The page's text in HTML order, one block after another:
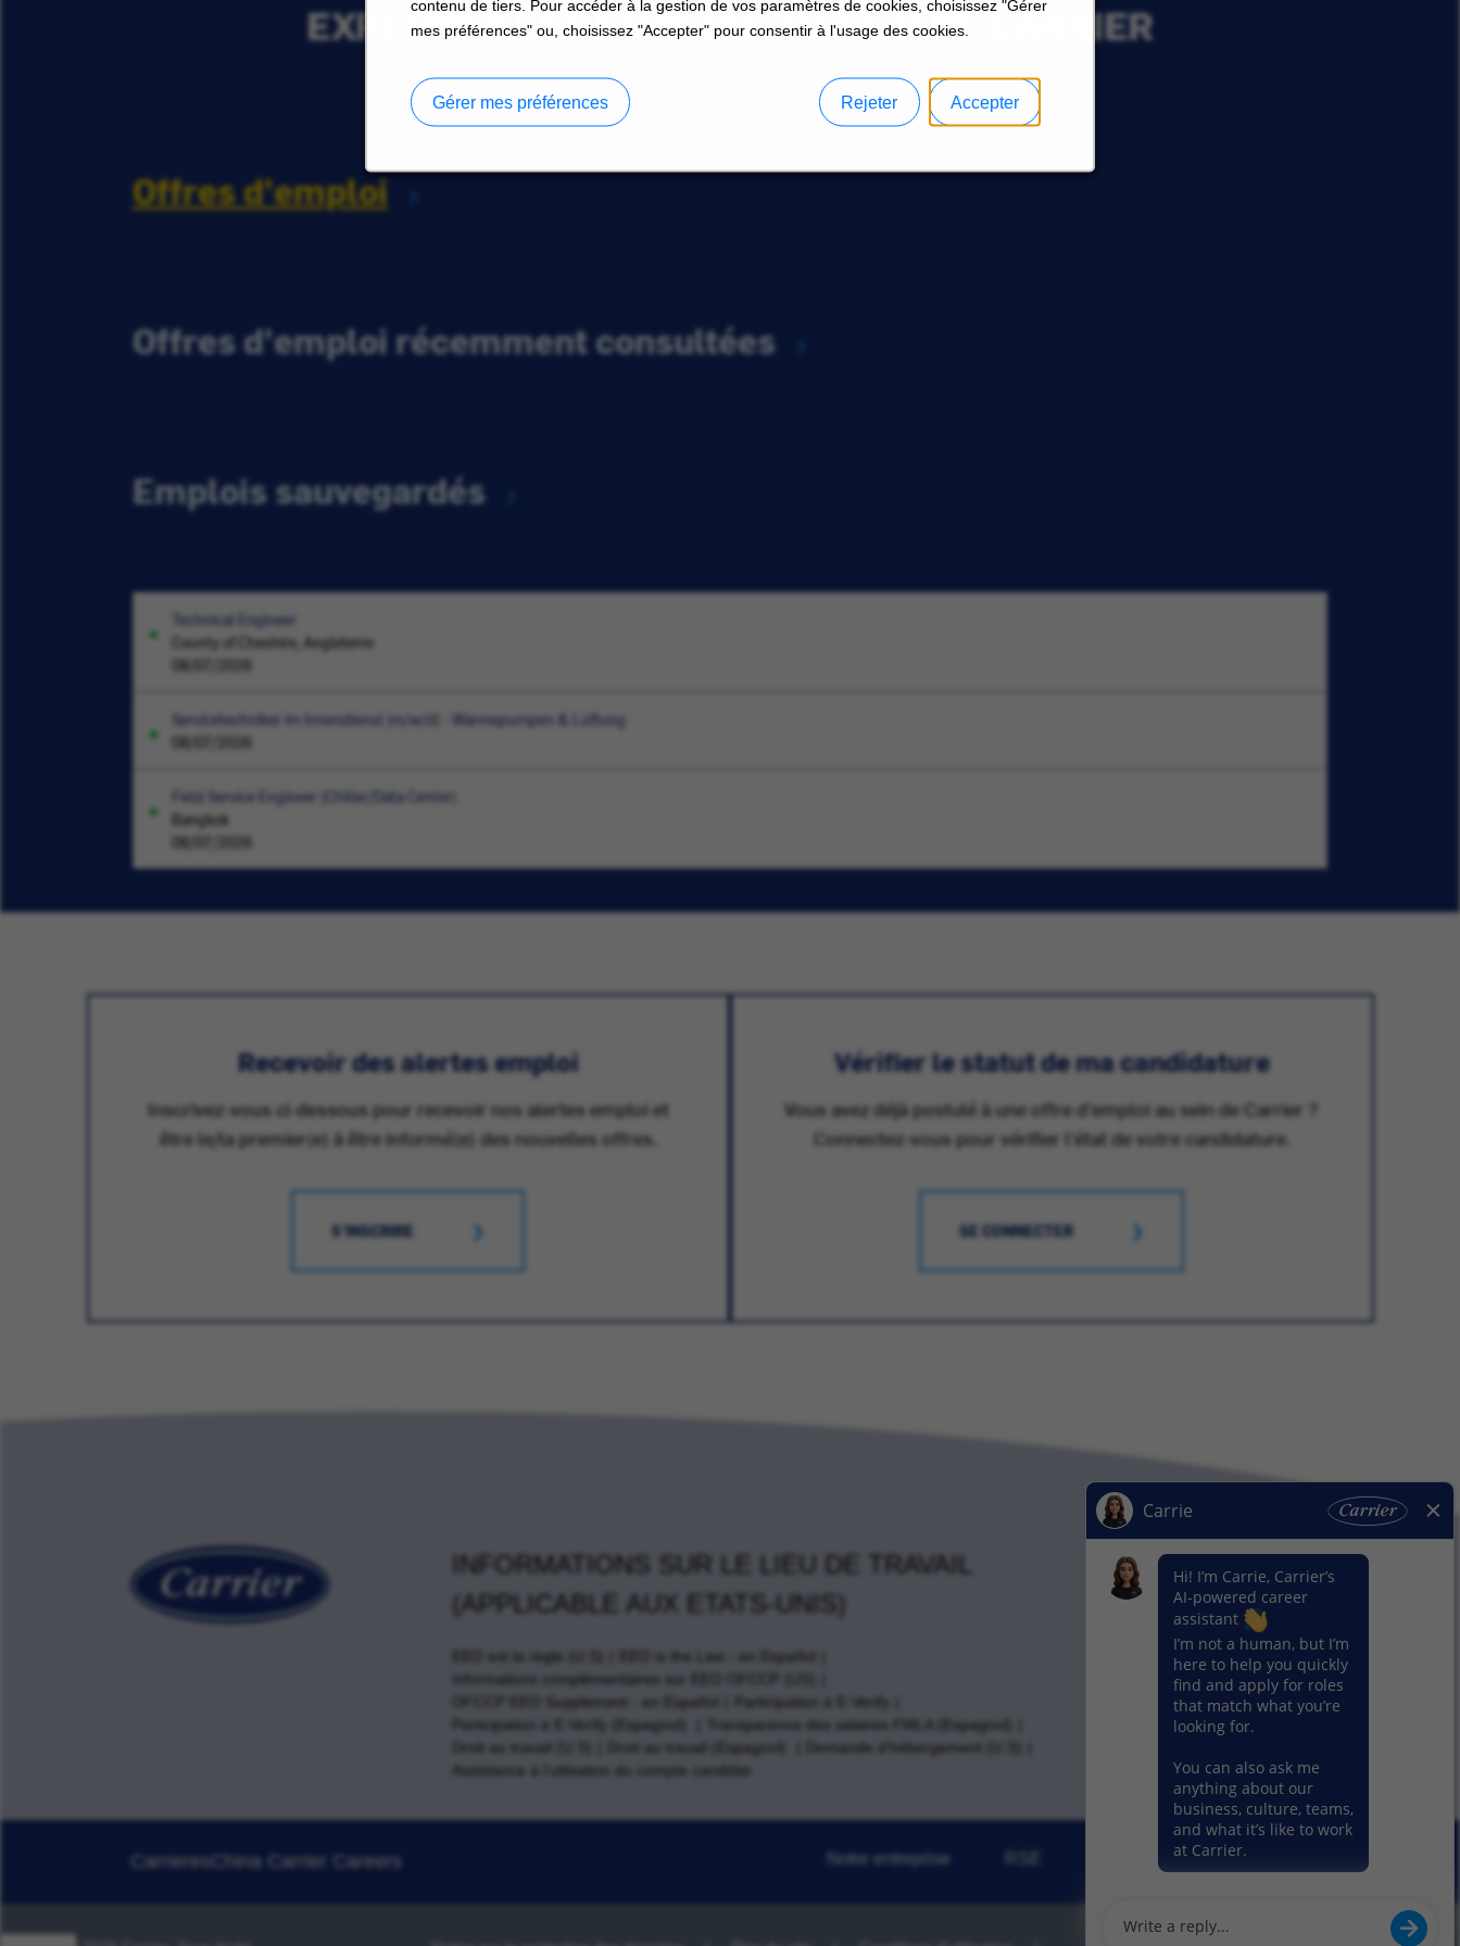
contenu de tiers. Pour accéder à la gestion de vos paramètres de cookies, choisissez "Gérer
mes préférences" ou, choisissez "Accepter" pour consentir à l'usage des cookies.
Accepter
Rejeter
Gérer mes préférences
EXPLORER LES EMPLOIS AU SEIN DE CARRIER
Offres d'emploi
Offres d'emploi récemment consultées
Emplois sauvegardés
Technical Engineer
County of Cheshire, Angleterre
08/07/2026
Servicetechniker im Innendienst (m/w/d) - Wärmepumpen & Lüftung
08/07/2026
Field Service Engineer (Chiller/Data Center)
Bangkok
08/07/2026
Recevoir des alertes emploi
Inscrivez-vous ci-dessous pour recevoir nos alertes emploi et
être le/la premier(e) à être informé(e) des nouvelles offres.
S'INSCRIRE
Vérifier le statut de ma candidature
Vous avez déjà postulé à une offre d'emploi au sein de Carrier ?
Connectez-vous pour vérifier l'état de votre candidature.
SE CONNECTER
INFORMATIONS SUR LE LIEU DE TRAVAIL
(APPLICABLE AUX ETATS-UNIS)
EEO est la règle (U.S)
EEO is the Law - en Español
Informations complémentaires sur EEO OFCCP (US)
OFCCP EEO Supplement - en Español
Participation à E-Verify
Participation à E-Verify (Espagnol)
Transparence des salaires FMLA (Espagnol)
Droit au travail (U.S)
Droit au travail (Espagnol)
Demande d'hébergement (U.S)
Assistance à l'utlisation du compte candidat
CarrieresChina Carrier Careers Notre entreprise Nos activitiés